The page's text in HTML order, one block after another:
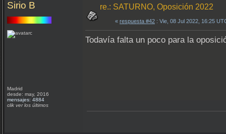
Sirio B
Madrid
desde: may, 2016
mensajes: 4884
clik ver los últimos
re.: SATURNO, Oposición 2022
« respuesta #42 : Vie, 08 Jul 2022, 16:25
Todavía falta un poco para la